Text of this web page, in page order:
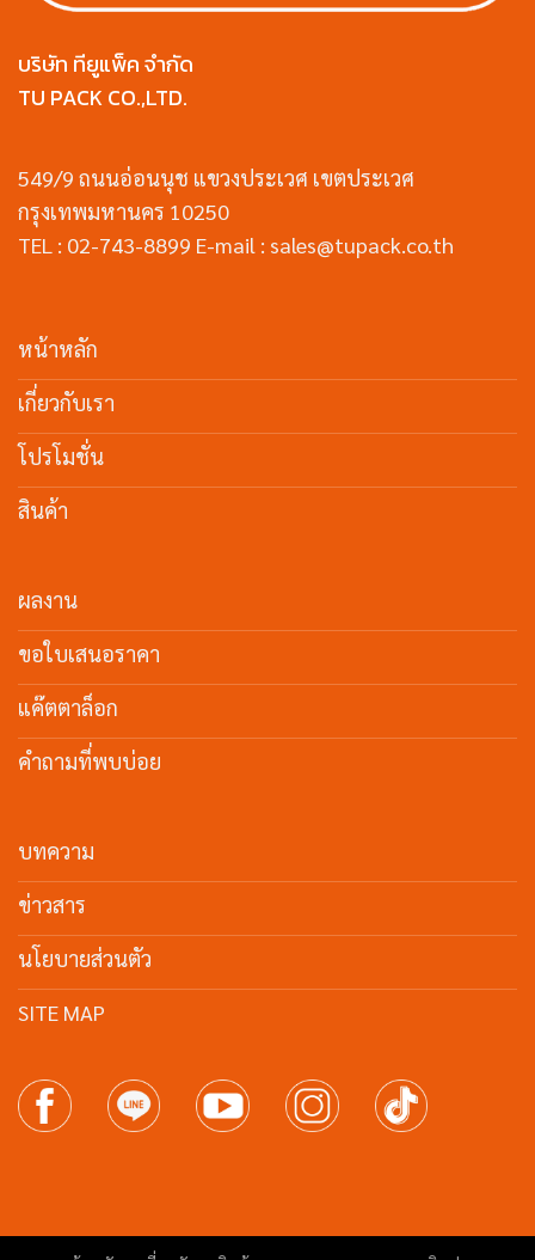
บริษัท ทียูแพ็ค จำกัด
TU PACK CO.,LTD.
549/9 ถนนอ่อนนุช แขวงประเวศ เขตประเวศ
กรุงเทพมหานคร 10250
TEL : 02-743-8899 E-mail : sales@tupack.co.th
หน้าหลัก
เกี่ยวกับเรา
โปรโมชั่น
สินค้า
ผลงาน
ขอใบเสนอราคา
แค๊ตตาล็อก
คำถามที่พบบ่อย
บทความ
ข่าวสาร
นโยบายส่วนตัว
SITE MAP